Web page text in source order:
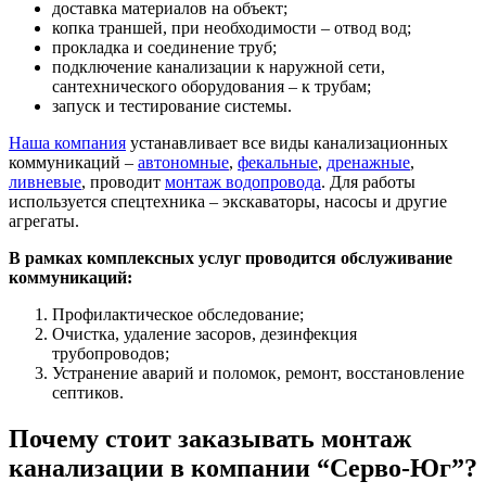
доставка материалов на объект;
копка траншей, при необходимости – отвод вод;
прокладка и соединение труб;
подключение канализации к наружной сети,
сантехнического оборудования – к трубам;
запуск и тестирование системы.
Наша компания устанавливает все виды канализационных
коммуникаций – автономные, фекальные, дренажные,
ливневые, проводит монтаж водопровода. Для работы
используется спецтехника – экскаваторы, насосы и другие
агрегаты.
В рамках комплексных услуг проводится обслуживание
коммуникаций:
Профилактическое обследование;
Очистка, удаление засоров, дезинфекция
трубопроводов;
Устранение аварий и поломок, ремонт, восстановление
септиков.
Почему стоит заказывать монтаж
канализации в компании “Серво-Юг”?